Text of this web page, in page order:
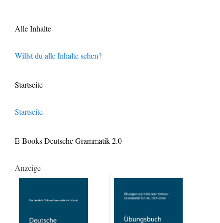
Alle Inhalte
Willst du alle Inhalte sehen?
Startseite
Startseite
E-Books Deutsche Grammatik 2.0
Anzeige